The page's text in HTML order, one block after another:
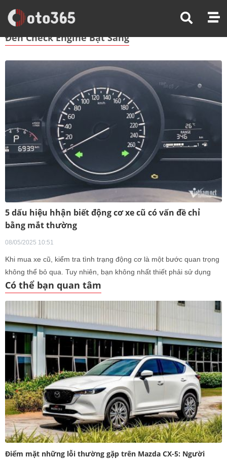
Trang Chủ Đèn Check Engine Bật Sáng
Đèn Check Engine Bật Sáng
5 dấu hiệu hhận biết động cơ xe cũ có vấn đề chỉ
bằng mắt thường
08/05/2025 10:51
Khi mua xe cũ, kiểm tra tình trạng động cơ là một bước quan trọng
không thể bỏ qua. Tuy nhiên, bạn không nhất thiết phải sử dụng
thiết bị chuyên dụng hay nhờ đến thợ chuyên nghiệp để thực hiện
Có thể bạn quan tâm
Điểm mặt những lỗi thường gặp trên Mazda CX-5: Người